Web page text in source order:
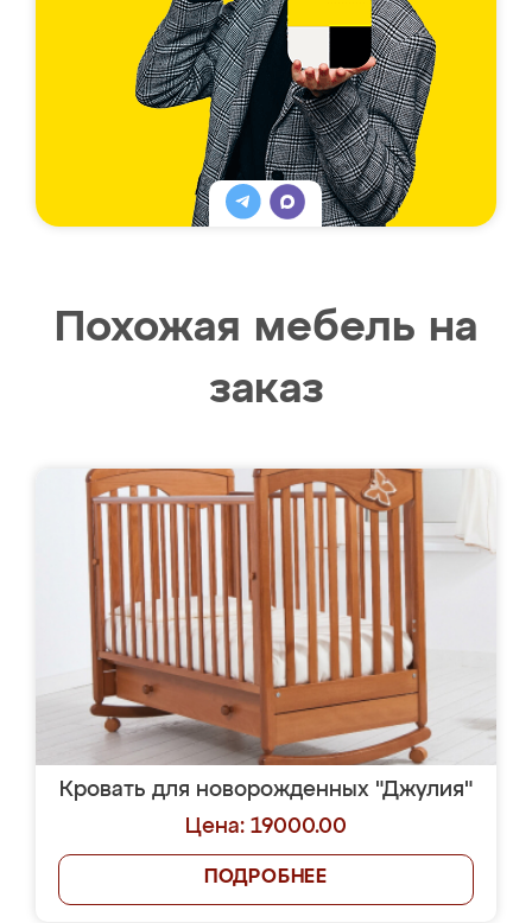
Похожая мебель на
заказ
Кровать для новорожденных "Джулия"
Цена: 19000.00
ПОДРОБНЕЕ